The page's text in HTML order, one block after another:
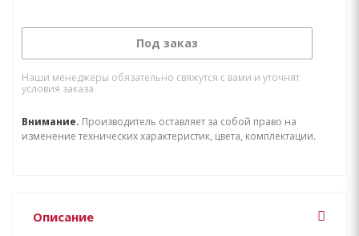
Под заказ
Наши менеджеры обязательно свяжутся с вами и уточнят
условия заказа
Внимание. Производитель оставляет за собой право на
изменение технических характеристик, цвета, комплектации.
Описание